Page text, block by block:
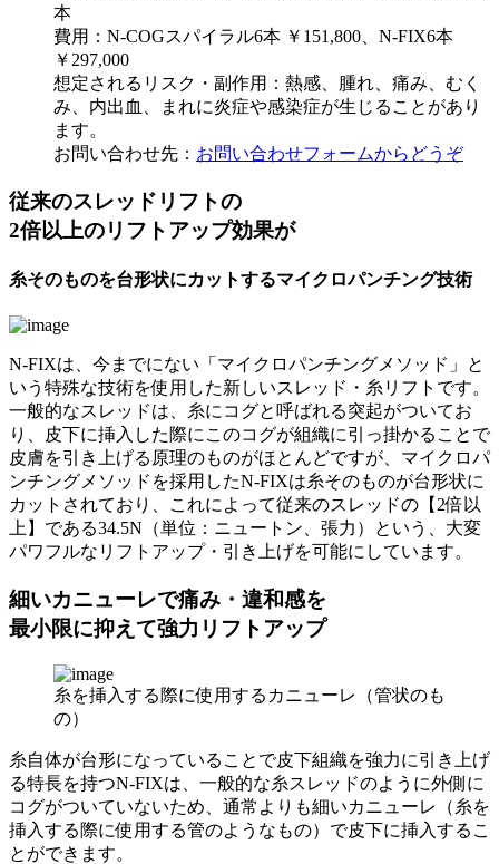
本
費用：N-COGスパイラル6本 ￥151,800、N-FIX6本
￥297,000
想定されるリスク・副作用：熱感、腫れ、痛み、むく
み、内出血、まれに炎症や感染症が生じることがあり
ます。
お問い合わせ先： お問い合わせフォームからどうぞ
従来のスレッドリフトの
2倍以上のリフトアップ効果が
糸そのものを台形状にカットするマイクロパンチング技術
N-FIXは、今までにない「マイクロパンチングメソッド」と
いう特殊な技術を使用した新しいスレッド・糸リフトです。
一般的なスレッドは、糸にコグと呼ばれる突起がついてお
り、皮下に挿入した際にこのコグが組織に引っ掛かることで
皮膚を引き上げる原理のものがほとんどですが、マイクロパ
ンチングメソッドを採用したN-FIXは糸そのものが台形状に
カットされており、これによって従来のスレッドの【2倍以
上】である34.5N（単位：ニュートン、張力）という、大変
パワフルなリフトアップ・引き上げを可能にしています。
細いカニューレで痛み・違和感を
最小限に抑えて強力リフトアップ
糸を挿入する際に使用するカニューレ（管状のも
の）
糸自体が台形になっていることで皮下組織を強力に引き上げ
る特長を持つN-FIXは、一般的な糸スレッドのように外側に
コグがついていないため、通常よりも細いカニューレ（糸を
挿入する際に使用する管のようなもの）で皮下に挿入するこ
とができます。